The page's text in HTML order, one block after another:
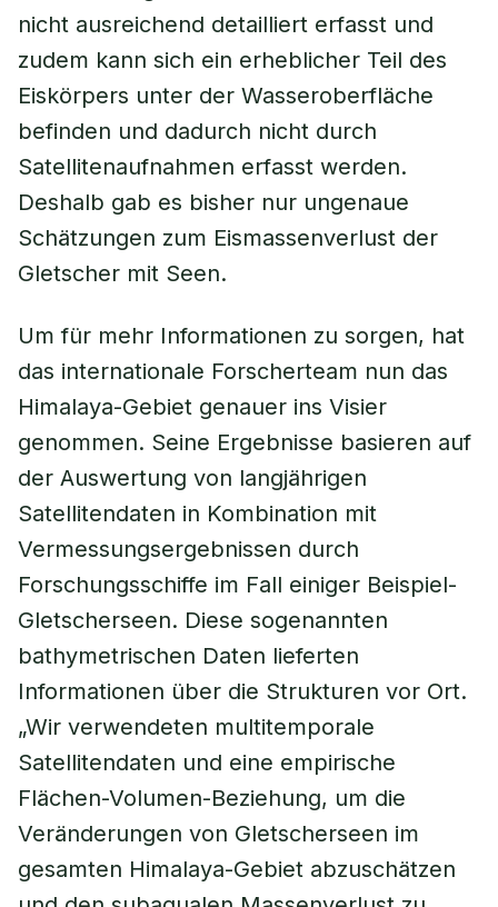
nicht ausreichend detailliert erfasst und
zudem kann sich ein erheblicher Teil des
Eiskörpers unter der Wasseroberfläche
befinden und dadurch nicht durch
Satellitenaufnahmen erfasst werden.
Deshalb gab es bisher nur ungenaue
Schätzungen zum Eismassenverlust der
Gletscher mit Seen.
Um für mehr Informationen zu sorgen, hat
das internationale Forscherteam nun das
Himalaya-Gebiet genauer ins Visier
genommen. Seine Ergebnisse basieren auf
der Auswertung von langjährigen
Satellitendaten in Kombination mit
Vermessungsergebnissen durch
Forschungsschiffe im Fall einiger Beispiel-
Gletscherseen. Diese sogenannten
bathymetrischen Daten lieferten
Informationen über die Strukturen vor Ort.
„Wir verwendeten multitemporale
Satellitendaten und eine empirische
Flächen-Volumen-Beziehung, um die
Veränderungen von Gletscherseen im
gesamten Himalaya-Gebiet abzuschätzen